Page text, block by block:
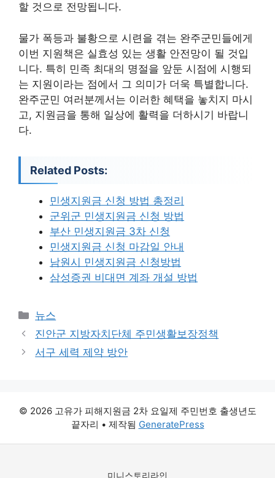
할 것으로 전망됩니다.
물가 폭등과 불황으로 시련을 겪는 완주군민들에게
이번 지원책은 실효성 있는 생활 안전망이 될 것입
니다. 특히 민족 최대의 명절을 앞둔 시점에 시행되
는 지원이라는 점에서 그 의미가 더욱 특별합니다.
완주군민 여러분께서는 이러한 혜택을 놓치지 마시
고, 지원금을 통해 일상에 활력을 더하시기 바랍니
다.
Related Posts:
민생지원금 신청 방법 총정리
군위군 민생지원금 신청 방법
부산 민생지원금 3차 신청
민생지원금 신청 마감일 안내
남원시 민생지원금 신청방법
삼성증권 비대면 계좌 개설 방법
카
테
리
뉴스
진안군 지방자치단체 주민생활보장정책
서구 세력 제약 방안
© 2026 고유가 피해지원금 2차 요일제 주민번호 출생년도
끝자리 • 제작됨 GeneratePress
미니스토리라인